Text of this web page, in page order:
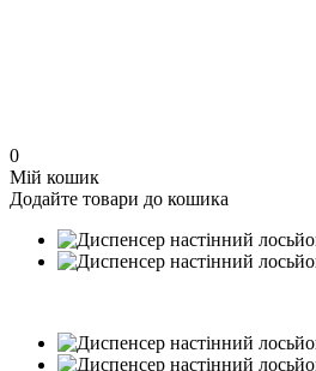
0
Мій кошик
Додайте товари до кошика